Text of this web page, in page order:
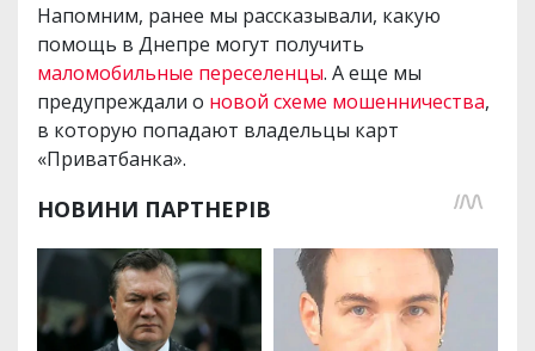
Напомним, ранее мы рассказывали, какую
помощь в Днепре могут получить
маломобильные переселенцы. А еще мы
предупреждали о новой схеме мошенничества,
в которую попадают владельцы карт
«Приватбанка».